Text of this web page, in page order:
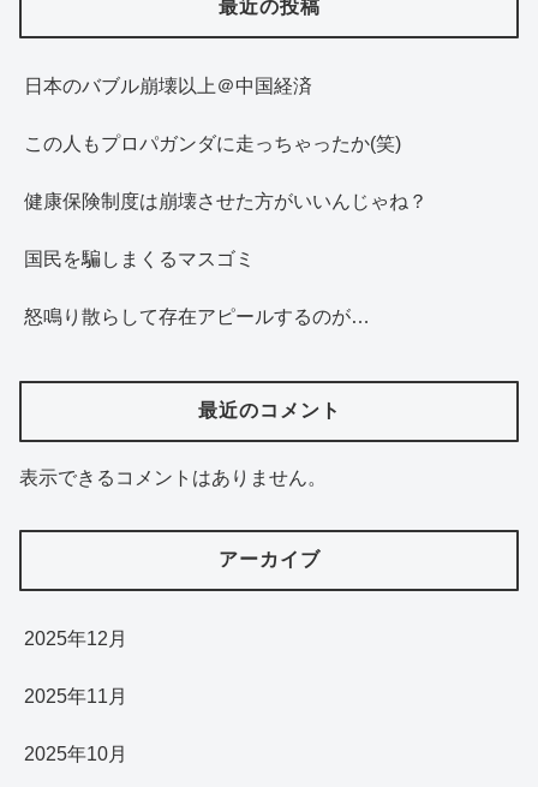
最近の投稿
日本のバブル崩壊以上＠中国経済
この人もプロパガンダに走っちゃったか(笑)
健康保険制度は崩壊させた方がいいんじゃね？
国民を騙しまくるマスゴミ
怒鳴り散らして存在アピールするのが…
最近のコメント
表示できるコメントはありません。
アーカイブ
2025年12月
2025年11月
2025年10月